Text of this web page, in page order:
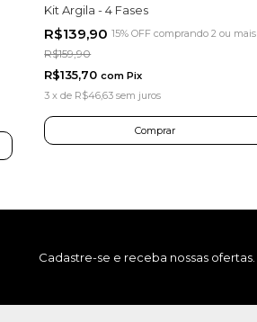
Kit Argila - 4 Fases
R$139,9015% OFF comprando 2 ou mais
R$159,90
R$135,70com Pix
3 xde R$46,63 sem juros
Cadastre-se e receba nossas ofertas.